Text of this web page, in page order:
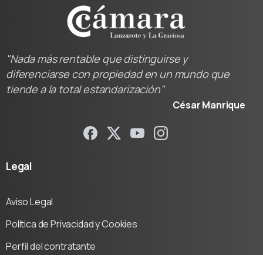
"Nada más rentable que distinguirse y
diferenciarse con propiedad en un mundo que
tiende a la total estandarización"
César Manrique
Legal
Aviso Legal
Política de Privacidad y Cookies
Perfil del contratante